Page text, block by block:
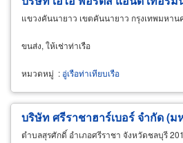
แขวงคันนายาว เขตคันนายาว กรุงเทพมหาน
ขนส่ง, ให้เช่าท่าเรือ
หมวดหมู่ : อู่เรือท่าเทียบเรือ
บริษัท ศรีราชาฮาร์เบอร์ จำกัด (ม
ตำบลสุรศักดิ์ อำเภอศรีราชา จังหวัดชลบุรี